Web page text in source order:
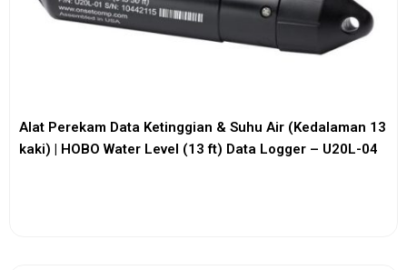
Alat Perekam Data Ketinggian & Suhu Air (Kedalaman 13
kaki) | HOBO Water Level (13 ft) Data Logger – U20L-04